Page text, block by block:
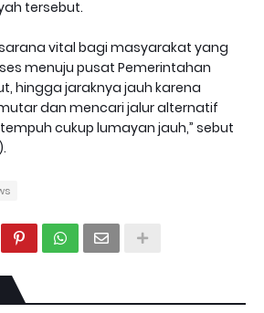
tersebut.
vital bagi masyarakat yang
menuju pusat Pemerintahan
hingga jaraknya jauh karena
dan mencari jalur alternatif
cukup lumayan jauh,” sebut